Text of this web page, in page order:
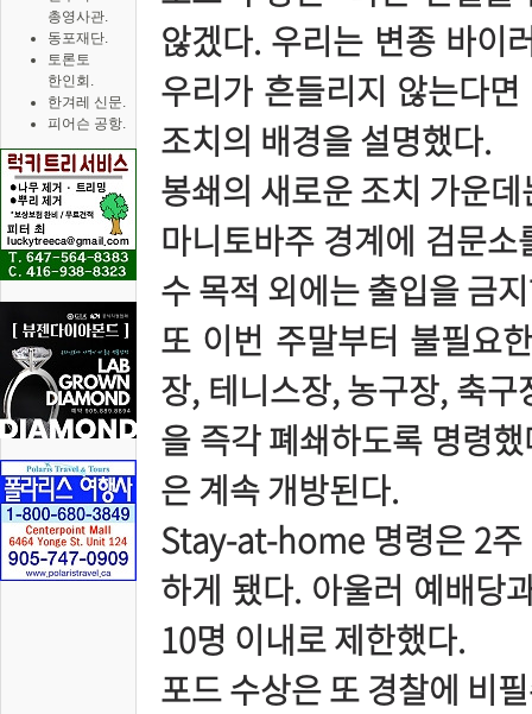
총영사관.
동포재단.
토론토
한인회.
한겨레 신문.
피어슨 공항.
않겠다. 우리는 변종 바이
우리가 흔들리지 않는다
조치의 배경을 설명했다.
봉쇄의 새로운 조치 가운
마니토바주 경계에 검문
수 목적 외에는 출입을 금
또 이번 주말부터 불필요
장, 테니스장, 농구장, 축
을 즉각 폐쇄하도록 명령
은 계속 개방된다.
Stay-at-home 명령은 2주
하게 됐다. 아울러 예배당
10명 이내로 제한했다.
포드 수상은 또 경찰에 비